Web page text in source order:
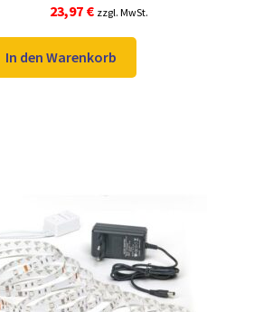
Ursprünglicher
Preis
war:
31,98 €
23,97 €Aktueller
Preis
ist:
23,97 €.
zzgl. MwSt.
In den Warenkorb